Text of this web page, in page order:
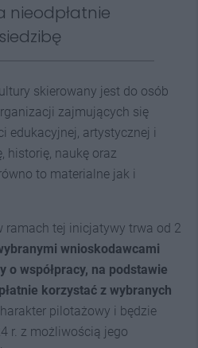
nieodpłatnie
skierowany jest do osób
zajmujących się
edukacyjnej, artystycznej i
historię, naukę oraz
to materialne jak i
ramach tej inicjatywy trwa od 2
wnioskodawcami
o współpracy, na podstawie
korzystać z wybranych
pilotażowy i będzie
r. z możliwością jego